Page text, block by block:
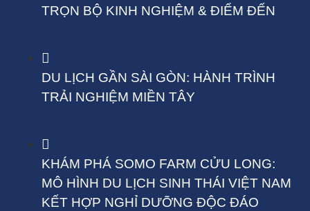
TRỌN BỘ KINH NGHIỆM & ĐIỂM ĐẾN
DU LỊCH GẦN SÀI GÒN: HÀNH TRÌNH
TRẢI NGHIỆM MIỀN TÂY
KHÁM PHÁ SOMO FARM CỬU LONG:
MÔ HÌNH DU LỊCH SINH THÁI VIỆT NAM
KẾT HỢP NGHỈ DƯỠNG ĐỘC ĐÁO